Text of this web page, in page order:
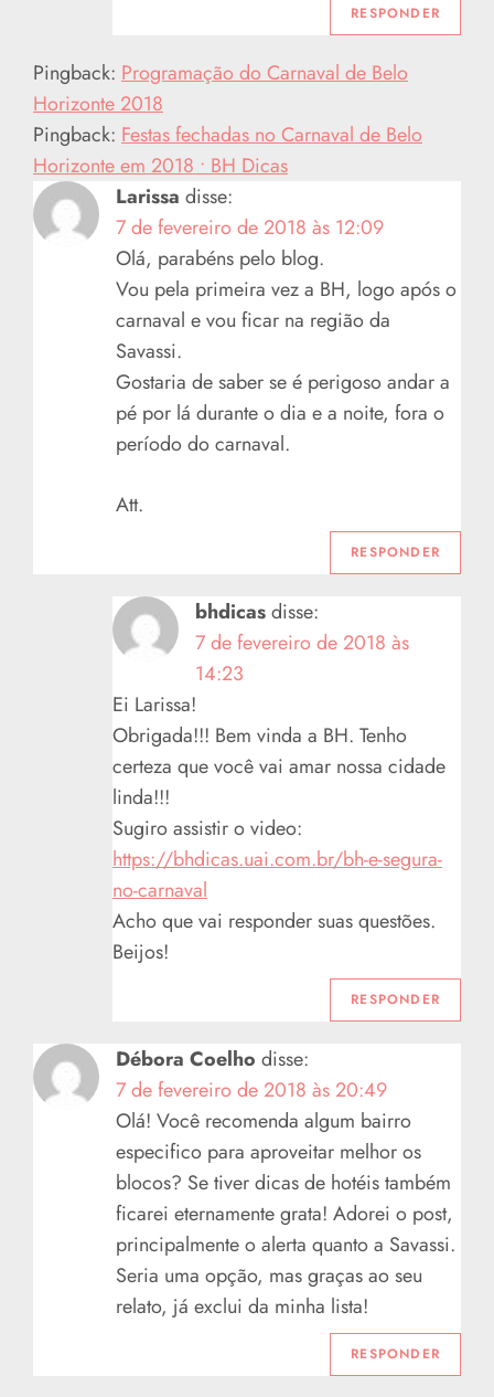
RESPONDER
Pingback: Programação do Carnaval de Belo
Horizonte 2018
Pingback: Festas fechadas no Carnaval de Belo
Horizonte em 2018 • BH Dicas
Larissa disse:
7 de fevereiro de 2018 às 12:09
Olá, parabéns pelo blog.
Vou pela primeira vez a BH, logo após o
carnaval e vou ficar na região da
Savassi.
Gostaria de saber se é perigoso andar a
pé por lá durante o dia e a noite, fora o
período do carnaval.
Att.
RESPONDER
bhdicasdisse:
7 de fevereiro de 2018 às
14:23
Ei Larissa!
Obrigada!!! Bem vinda a BH. Tenho
certeza que você vai amar nossa cidade
linda!!!
Sugiro assistir o video:
https://bhdicas.uai.com.br/bh-e-segura-
no-carnaval
Acho que vai responder suas questões.
Beijos!
RESPONDER
Débora Coelho disse:
7 de fevereiro de 2018 às 20:49
Olá! Você recomenda algum bairro
especifico para aproveitar melhor os
blocos? Se tiver dicas de hotéis também
ficarei eternamente grata! Adorei o post,
principalmente o alerta quanto a Savassi.
Seria uma opção, mas graças ao seu
relato, já exclui da minha lista!
RESPONDER